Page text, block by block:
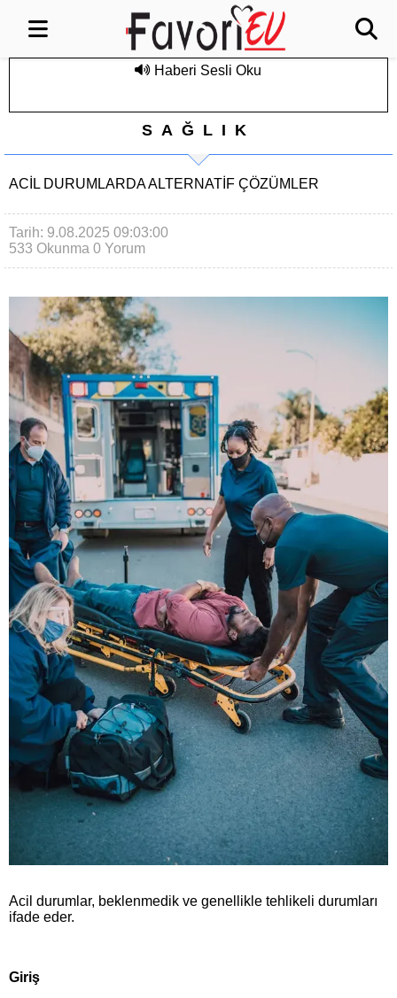
Haberi Sesli Oku
SAĞLIK
ACIL DURUMLARDA ALTERNATIF ÇÖZÜMLER
Tarih: 9.08.2025 09:03:00
533 Okunma 0 Yorum
Acil durumlar, beklenmedik ve genellikle tehlikeli durumları
ifade eder.
Giriş